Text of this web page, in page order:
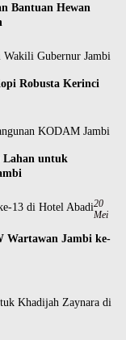
Bantuan Hewan
Robusta Kerinci
Lahan untuk
20
Mei
Wartawan Jambi ke-